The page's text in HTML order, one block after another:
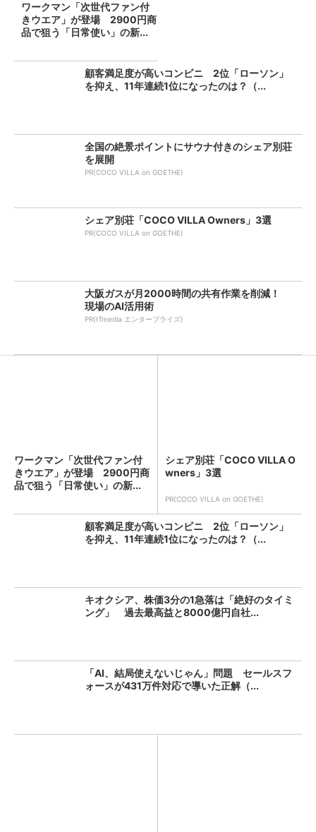
ワークマン「次世代ファン付
きウエア」が登場 2900円商
品で狙う「日常使い」の新...
顧客満足度が高いコンビニ 2位「ローソン」
を抑え、11年連続1位になったのは？（...
全国の絶景ポイントにサウナ付きのシェア別荘
を展開
PR(COCO VILLA on GOETHE)
シェア別荘「COCO VILLA Owners」3選
PR(COCO VILLA on GOETHE)
大阪ガスが月2000時間の共有作業を削減！
現場のAI活用術
PR(ITmedia エンタープライズ)
ワークマン「次世代ファン付
きウエア」が登場 2900円商
品で狙う「日常使い」の新...
シェア別荘「COCO VILLA O
wners」3選
PR(COCO VILLA on GOETHE)
顧客満足度が高いコンビニ 2位「ローソン」
を抑え、11年連続1位になったのは？（...
キオクシア、株価3分の1急落は「絶好のタイミ
ング」 過去最高益と8000億円自社...
「AI、結局使えないじゃん」問題 セールスフ
ォースが431万件対応で導いた正解（...